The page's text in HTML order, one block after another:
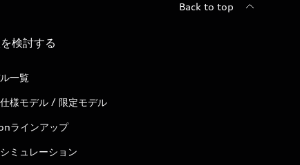
Back to top
検討する
一覧
様モデル / 限定モデル
ラインアップ
ミュレーション